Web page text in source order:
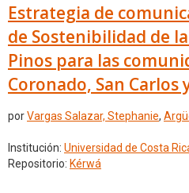
Estrategia de
de Sostenibilidad de
Pinos para las
Coronado, San Carlos
porVargas Salazar, Stephanie,
Institución: Universidad de Costa
Repositorio: Kérwá